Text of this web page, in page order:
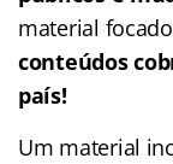
material
conteúdos
país!
Um material